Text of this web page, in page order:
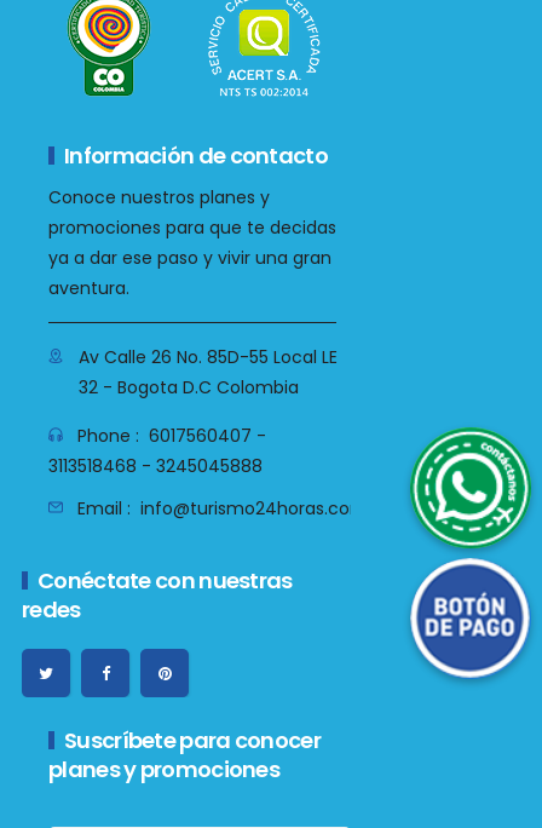
Información de contacto
Conoce nuestros planes y
promociones para que te decidas
ya a dar ese paso y vivir una gran
aventura.
Av Calle 26 No. 85D-55 Local LE
32 - Bogota D.C Colombia
Phone : 6017560407 -
3113518468 - 3245045888
Email : info@turismo24horas.com.co
Conéctate con nuestras
redes
Suscríbete para conocer
planes y promociones
WhatsApp
Botón de Pago